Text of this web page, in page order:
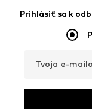
Prihlásiť sa k
Tvoja e-